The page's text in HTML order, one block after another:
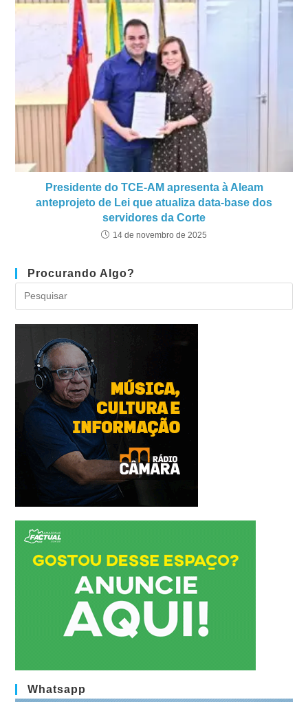
Presidente do TCE-AM apresenta à Aleam
anteprojeto de Lei que atualiza data-base dos
servidores da Corte
14 de novembro de 2025
Procurando Algo?
Whatsapp